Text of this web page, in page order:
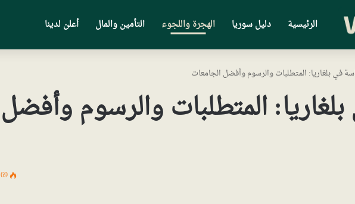
الرئيسية دليل سوريا الهجرة واللجوء التأمين والمال أعلن لدينا
في بلغاريا: المتطلبات والرسوم وأفضل الجامعات
المتطلبات والرسوم وأفضل
69